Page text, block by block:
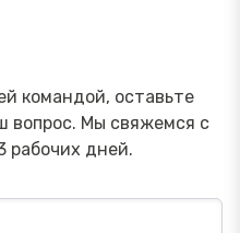
командой, оставьте
вопрос. Мы свяжемся с
рабочих дней.